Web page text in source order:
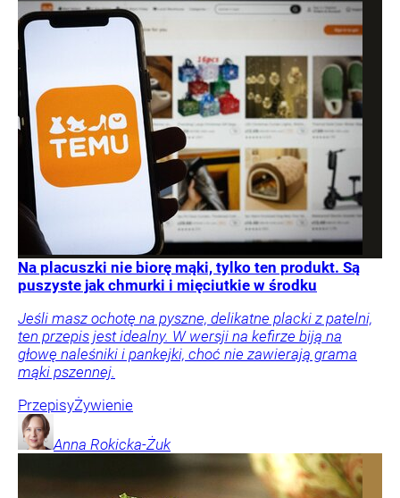
Na placuszki nie biorę mąki, tylko ten produkt. Są
puszyste jak chmurki i mięciutkie w środku
Jeśli masz ochotę na pyszne, delikatne placki z patelni,
ten przepis jest idealny. W wersji na kefirze biją na
głowę naleśniki i pankejki, choć nie zawierają grama
mąki pszennej.
PrzepisyŻywienie
Anna Rokicka-Żuk